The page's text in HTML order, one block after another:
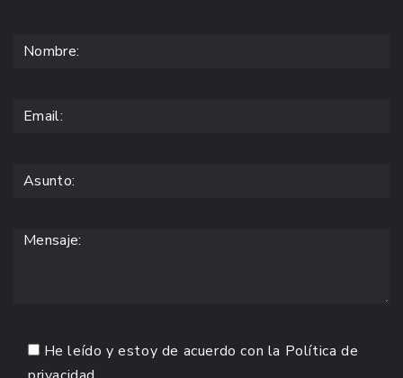
He leído y estoy de acuerdo con la Política de